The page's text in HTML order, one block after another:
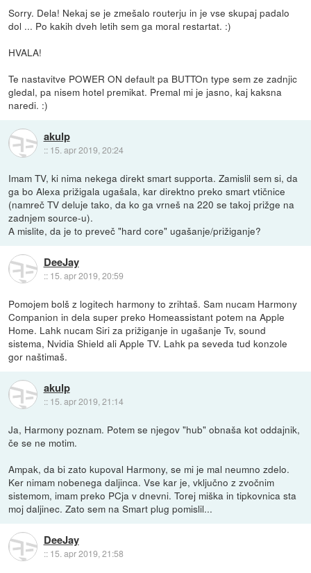
Sorry. Dela! Nekaj se je zmešalo routerju in je vse skupaj padalo
dol ... Po kakih dveh letih sem ga moral restartat. :)
HVALA!
Te nastavitve POWER ON default pa BUTTOn type sem ze zadnjic
gledal, pa nisem hotel premikat. Premal mi je jasno, kaj kaksna
naredi. :)
akulp
:: 15. apr 2019, 20:24
Imam TV, ki nima nekega direkt smart supporta. Zamislil sem si, da
ga bo Alexa prižigala ugašala, kar direktno preko smart vtičnice
(namreč TV deluje tako, da ko ga vrneš na 220 se takoj prižge na
zadnjem source-u).
A mislite, da je to preveč "hard core" ugašanje/prižiganje?
DeeJay
:: 15. apr 2019, 20:59
Pomojem bolš z logitech harmony to zrihtaš. Sam nucam Harmony
Companion in dela super preko Homeassistant potem na Apple
Home. Lahk nucam Siri za prižiganje in ugašanje Tv, sound
sistema, Nvidia Shield ali Apple TV. Lahk pa seveda tud konzole
gor naštimaš.
akulp
:: 15. apr 2019, 21:14
Ja, Harmony poznam. Potem se njegov "hub" obnaša kot oddajnik,
če se ne motim.
Ampak, da bi zato kupoval Harmony, se mi je mal neumno zdelo.
Ker nimam nobenega daljinca. Vse kar je, vključno z zvočnim
sistemom, imam preko PCja v dnevni. Torej miška in tipkovnica sta
moj daljinec. Zato sem na Smart plug pomislil...
DeeJay
:: 15. apr 2019, 21:58